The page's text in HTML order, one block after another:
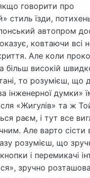
говорити про
стиль їзди,
автопром
ковтаючи всі
Але коли
більш високій
то розумієш, що
інженерної думки»
«Жигулів» та ж
раєм, і тут все
Але варто сісти
розумієш, що
і перемикачі
зручно